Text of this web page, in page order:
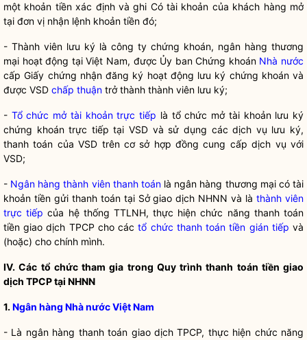
một khoản tiền xác định và ghi Có tài khoản của khách hàng mở
tại đơn vị nhận lệnh khoản tiền đó;
- Thành viên lưu ký là công ty chứng khoán, ngân hàng thương
mại hoạt động tại Việt Nam, được Ủy ban Chứng khoán Nhà nước
cấp Giấy chứng nhận đăng ký hoạt động lưu ký chứng khoán và
được VSD chấp thuận trở thành thành viên lưu ký;
- Tổ chức mở tài khoản trực tiếp là tổ chức mở tài khoản lưu ký
chứng khoán trực tiếp tại VSD và sử dụng các dịch vụ lưu ký,
thanh toán của VSD trên cơ sở hợp đồng cung cấp dịch vụ với
VSD;
- Ngân hàng thành viên thanh toánlà ngân hàng thương mại có tài
khoản tiền gửi thanh toán tại Sở giao dịch NHNN và làthành viên
trực tiếp của hệ thống TTLNH, thực hiện chức năng thanh toán
tiền giao dịch TPCP cho cáctổ chức thanh toán tiền gián tiếp và
(hoặc) cho chính mình.
IV. Các tổ chức tham gia trong Quy trình thanh toán tiền giao
dịch TPCP tại NHNN
1.Ngân hàng Nhà nước Việt Nam
- Là ngân hàng thanh toán giao dịch TPCP, thực hiện chức năng